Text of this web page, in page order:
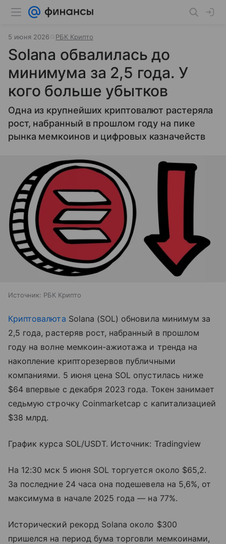
5 июня 2026 РБК Крипто
Solana обвалилась до
минимума за 2,5 года. У
кого больше убытков
Одна из крупнейших криптовалют растеряла
рост, набранный в прошлом году на пике
рынка мемкоинов и цифровых казначейств
Источник: РБК Крипто
Криптовалюта Solana (SOL) обновила минимум за
2,5 года, растеряв рост, набранный в прошлом
году на волне мемкоин-ажиотажа и тренда на
накопление крипторезервов публичными
компаниями. 5 июня цена SOL опустилась ниже
$64 впервые с декабря 2023 года. Токен занимает
седьмую строчку Coinmarketcap с капитализацией
$38 млрд.
График курса SOL/USDT. Источник: Tradingview
На 12:30 мск 5 июня SOL торгуется около $65,2.
За последние 24 часа она подешевела на 5,6%, от
максимума в начале 2025 года — на 77%.
Исторический рекорд Solana около $300
пришелся на период бума торговли мемкоинами,